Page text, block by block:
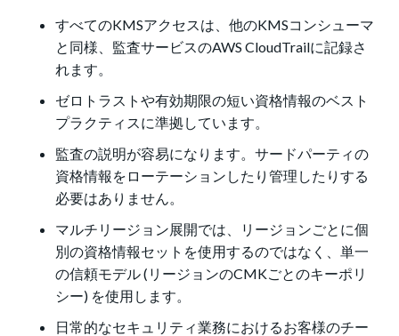
すべてのKMSアクセスは、他のKMSコンシューマ
と同様、監査サービスのAWS CloudTrailに記録さ
れます。
ゼロトラストや有効期限の短い資格情報のベスト
プラクティスに準拠しています。
監査の説明が容易になります。サードパーティの
資格情報をローテーションしたり管理したりする
必要はありません。
マルチリージョン展開では、リージョンごとに個
別の資格情報セットを使用するのではなく、単一
の信頼モデル (リージョンのCMKごとのキーポリ
シー) を使用します。
日常的なセキュリティ業務におけるお客様のチー